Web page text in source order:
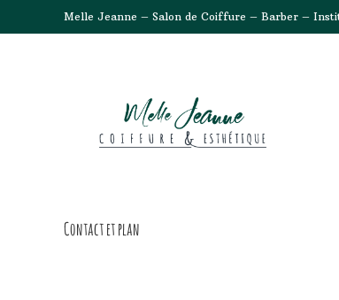
Melle Jeanne – Salon de Coiffure – Barber –
Contact et plan